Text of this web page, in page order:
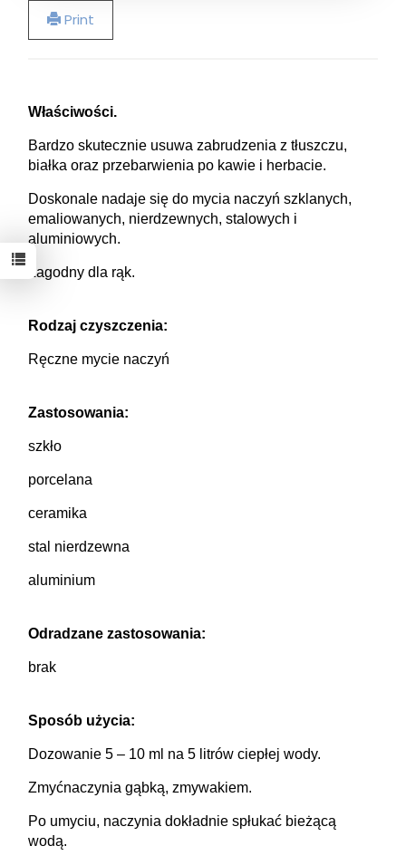
Print
Właściwości.
Bardzo skutecznie usuwa zabrudzenia z tłuszczu,
białka oraz przebarwienia po kawie i herbacie.
Doskonale nadaje się do mycia naczyń szklanych,
emaliowanych, nierdzewnych, stalowych i
aluminiowych.
Łagodny dla rąk.
Rodzaj czyszczenia:
Ręczne mycie naczyń
Zastosowania:
szkło
porcelana
ceramika
stal nierdzewna
aluminium
Odradzane zastosowania:
brak
Sposób użycia:
Dozowanie 5 – 10 ml na 5 litrów ciepłej wody.
Zmyćnaczynia gąbką, zmywakiem.
Po umyciu, naczynia dokładnie spłukać bieżącą
wodą.